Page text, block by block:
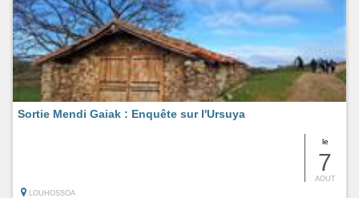
le
7
AOUT
Sortie Mendi Gaiak : Enquête sur l'Ursuya
LOUHOSSOA